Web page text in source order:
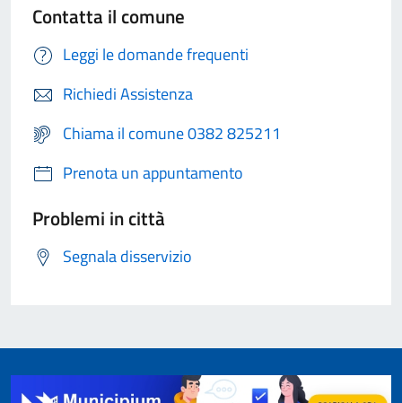
Contatta il comune
Leggi le domande frequenti
Richiedi Assistenza
Chiama il comune 0382 825211
Prenota un appuntamento
Problemi in città
Segnala disservizio